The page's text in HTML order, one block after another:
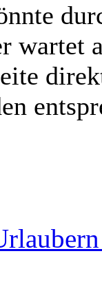
wartet